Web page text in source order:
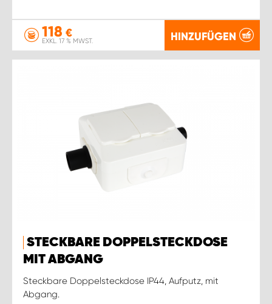
118 €
EXKL. 17 % MWST. HINZUFÜGEN
STECKBARE DOPPELSTECKDOSE
MIT ABGANG
Steckbare Doppelsteckdose IP44, Aufputz, mit
Abgang.